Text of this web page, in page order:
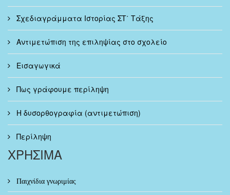
Σχεδιαγράμματα Ιστορίας ΣΤ΄ Τάξης
Αντιμετώπιση της επιληψίας στο σχολείο
Εισαγωγικά
Πως γράφουμε περίληψη
Η δυσορθογραφία (αντιμετώπιση)
Περίληψη
ΧΡΗΣΙΜΑ
Παιχνίδια γνωριμίας